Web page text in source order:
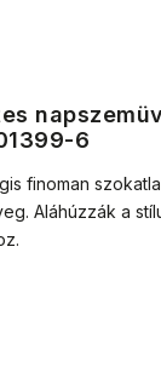
6
finoman
Aláhúzzák a